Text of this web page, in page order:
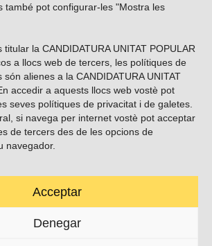
també pot configurar-les "Mostra les
la CANDIDATURA UNITAT POPULAR
a llocs web de tercers, les polítiques de
alienes a la CANDIDATURA UNITAT
accedir a aquests llocs web vostè pot
seves polítiques de privacitat i de galetes.
si navega per internet vostè pot acceptar
de tercers des de les opcions de
navegador.
Acceptar
Denegar
al nostre butlletí?
ENVIAR
a les xarxes socials
Casp 180 (baixos), Barcelona.
contacte@cup.cat